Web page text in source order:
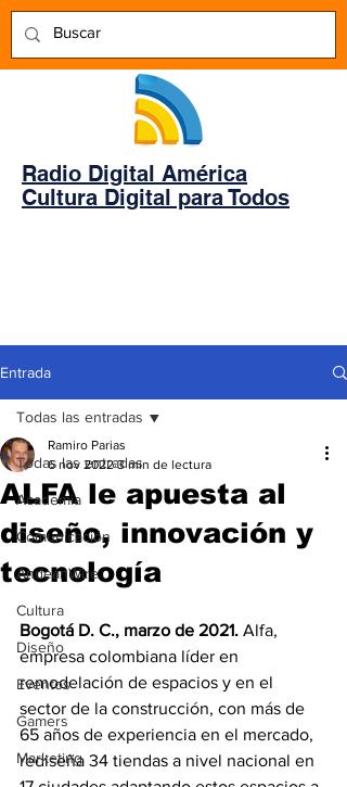
Radio Digital América
Cultura Digital para Todos
Entrada
Todas las entradas
Academia
Comunicación
AndeanWire
Cultura
Diseño
Eventos
Gamers
Marketing
Todas las entradas
ALFA le apuesta al
diseño, innovación y
tecnología
Ramiro Parias
6 nov 2022 3 min de lectura
Bogotá D. C., marzo de 2021. Alfa,
empresa colombiana líder en
remodelación de espacios y en el
sector de la construcción, con más de
65 años de experiencia en el mercado,
rediseña 34 tiendas a nivel nacional en